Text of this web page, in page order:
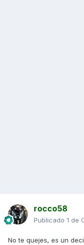
rocco58
Publicado 1 de
No te quejes, es un